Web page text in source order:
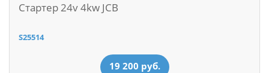
Стартер 24v 4kw JCB
S25514
19 200 руб.